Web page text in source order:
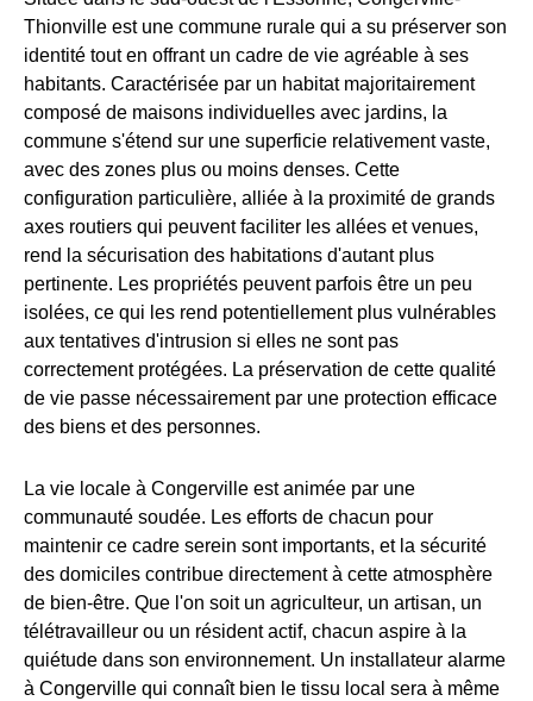
Thionville est une commune rurale qui a su préserver son
identité tout en offrant un cadre de vie agréable à ses
habitants. Caractérisée par un habitat majoritairement
composé de maisons individuelles avec jardins, la
commune s'étend sur une superficie relativement vaste,
avec des zones plus ou moins denses. Cette
configuration particulière, alliée à la proximité de grands
axes routiers qui peuvent faciliter les allées et venues,
rend la sécurisation des habitations d'autant plus
pertinente. Les propriétés peuvent parfois être un peu
isolées, ce qui les rend potentiellement plus vulnérables
aux tentatives d'intrusion si elles ne sont pas
correctement protégées. La préservation de cette qualité
de vie passe nécessairement par une protection efficace
des biens et des personnes.
La vie locale à Congerville est animée par une
communauté soudée. Les efforts de chacun pour
maintenir ce cadre serein sont importants, et la sécurité
des domiciles contribue directement à cette atmosphère
de bien-être. Que l'on soit un agriculteur, un artisan, un
télétravailleur ou un résident actif, chacun aspire à la
quiétude dans son environnement. Un installateur alarme
à Congerville qui connaît bien le tissu local sera à même